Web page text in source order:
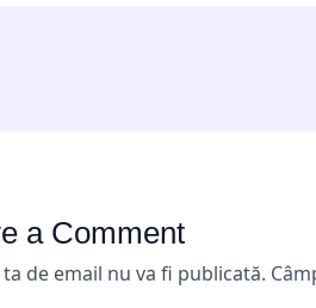
a Comment
de email nu va fi publicată.